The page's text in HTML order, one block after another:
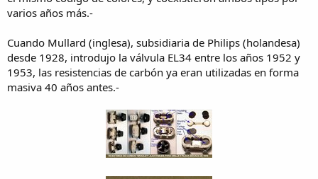
varios años más.-
Cuando Mullard (inglesa), subsidiaria de Philips (holandesa)
desde 1928, introdujo la válvula EL34 entre los años 1952 y
1953, las resistencias de carbón ya eran utilizadas en forma
masiva 40 años antes.-